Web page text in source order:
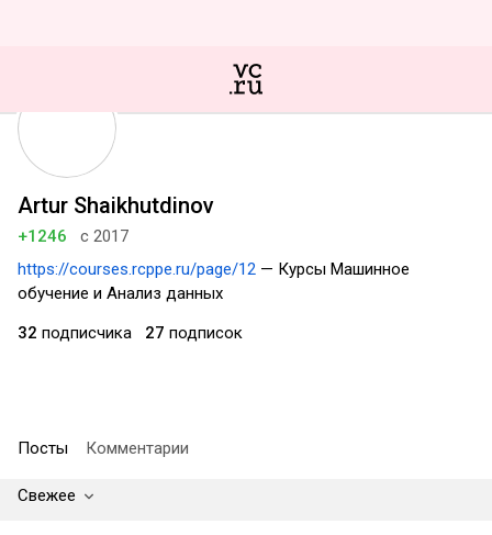
Artur Shaikhutdinov
+1246
с 2017
https://courses.rcppe.ru/page/12 — Курсы Машинное
обучение и Анализ данных
32 подписчика 27 подписок
Посты Комментарии
Свежее